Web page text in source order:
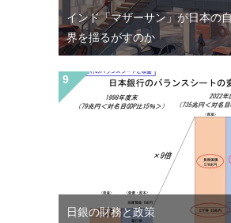
インド「マザーサン」が日本の
界を揺るがすのか
日銀の財務と政策